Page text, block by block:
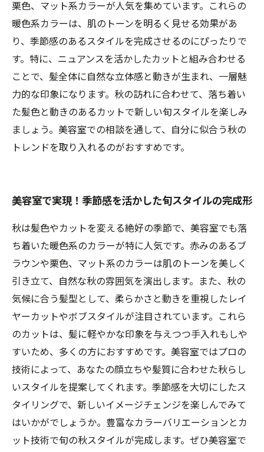
栗色、マット系カラーが人気を集めています。これらの
暖色系カラーは、肌のトーンを明るく見せる効果があ
り、季節感のあるスタイルを完成させるのにぴったりで
す。特に、ニュアンスを活かしたカットと組み合わせる
ことで、髪全体に自然な立体感と動きが生まれ、一層魅
力的な印象になります。秋の訪れに合わせて、落ち着い
た髪色と動きのあるカットで新しい旬スタイルを楽しみ
ましょう。美容室での相談を通して、自分に似合う秋の
トレンドを取り入れるのがおすすめです。
美容室で実現！季節感を活かした旬スタイルの完成形
秋は髪色やカットを変える絶好の季節で、美容室でも落
ち着いた暖色系のカラーが特に人気です。赤みのあるブ
ラウンや栗色、マット系のカラーは肌のトーンを美しく
引き立て、自然な秋の雰囲気を演出します。また、秋の
気候に合う髪型として、柔らかさと動きを重視したレイ
ヤーカットやボブスタイルが注目されています。これら
のカットは、髪に軽やかな印象を与えつつ手入れもしや
すいため、多くの方におすすめです。美容室ではプロの
技術によって、あなたの顔立ちや髪質に合わせた秋らし
いスタイルを提案してくれます。季節感を大切にしたス
タイリングで、新しいイメージチェンジを楽しんでみて
はいかがでしょうか。豊富なカラーバリエーションとカ
ット技術で旬の秋スタイルが完成します。ぜひ美容室で